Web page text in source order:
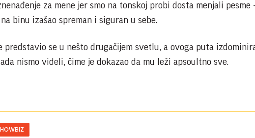
za mene jer smo na tonskoj probi dosta menjali pesme
binu izašao spreman i siguran u sebe.
predstavio se u nešto drugačijem svetlu, a ovoga puta
nismo videli, čime je dokazao da mu leži apsoultno sve.